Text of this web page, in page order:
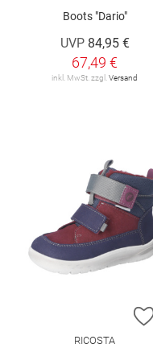
Boots "Dario"
UVP 84,95 €
67,49 €
inkl. MwSt. zzgl. Versand
RICOSTA